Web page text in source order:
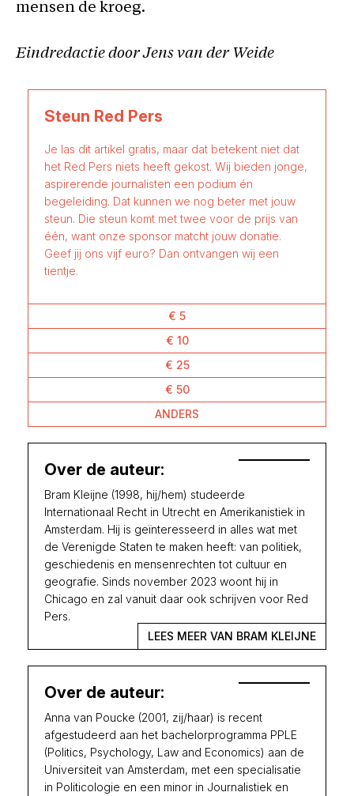
mensen de kroeg.
Eindredactie door Jens van der Weide
Steun Red Pers
Je las dit artikel gratis, maar dat betekent niet dat
het Red Pers niets heeft gekost. Wij bieden jonge,
aspirerende journalisten een podium én
begeleiding. Dat kunnen we nog beter met jouw
steun. Die steun komt met twee voor de prijs van
één, want onze sponsor matcht jouw donatie.
Geef jij ons vijf euro? Dan ontvangen wij een
tientje.
€ 5
€ 10
€ 25
€ 50
ANDERS
Over de auteur:
Bram Kleijne (1998, hij/hem) studeerde
Internationaal Recht in Utrecht en Amerikanistiek in
Amsterdam. Hij is geïnteresseerd in alles wat met
de Verenigde Staten te maken heeft: van politiek,
geschiedenis en mensenrechten tot cultuur en
geografie. Sinds november 2023 woont hij in
Chicago en zal vanuit daar ook schrijven voor Red
Pers.
LEES MEER VAN BRAM KLEIJNE
Over de auteur:
Anna van Poucke (2001, zij/haar) is recent
afgestudeerd aan het bachelorprogramma PPLE
(Politics, Psychology, Law and Economics) aan de
Universiteit van Amsterdam, met een specialisatie
in Politicologie en een minor in Journalistiek en